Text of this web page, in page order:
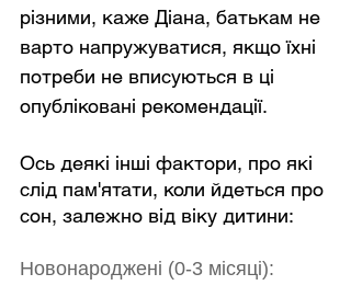
різними, каже Діана, батькам не
варто напружуватися, якщо їхні
потреби не вписуються в ці
опубліковані рекомендації.
Ось деякі інші фактори, про які
слід пам'ятати, коли йдеться про
сон, залежно від віку дитини:
Новонароджені (0-3 місяці):